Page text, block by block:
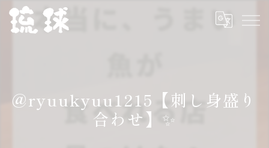
@ryuukyuu1215【刺し身盛り
合わせ】✨️